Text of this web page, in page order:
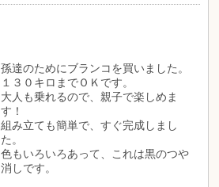
孫達のためにブランコを買いました。
１３０キロまでＯＫです。
大人も乗れるので、親子で楽しめま
す！
組み立ても簡単で、すぐ完成しまし
た。
色もいろいろあって、これは黒のつや
消しです。